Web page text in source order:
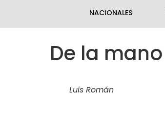
NACIONALES
De la
Luis Román